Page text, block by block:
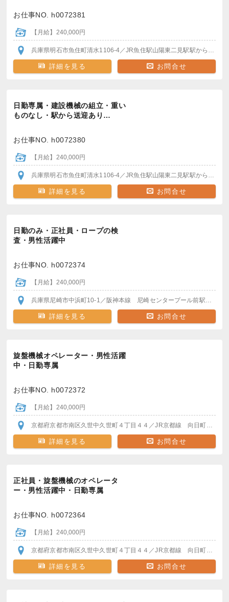
お仕事NO. h0072381
【月給】240,000円
兵庫県明石市魚住町清水1106-4／JR魚住駅山陽東二見駅駅から送迎バスあり
詳細を見る お問合せ
日勤専属・建設機械の組立・重い
ものなし・駅から送迎あり…
お仕事NO. h0072380
【月給】240,000円
兵庫県明石市魚住町清水1106-4／JR魚住駅山陽東二見駅駅から送迎バスあり
詳細を見る お問合せ
日勤のみ・正社員・ロープの検
査・男性活躍中
お仕事NO. h0072374
【月給】240,000円
兵庫県尼崎市中浜町10-1 ／阪神本線 尼崎センタープール前駅から徒
詳細を見る お問合せ
旋盤機械オペレーター・男性活躍
中・日勤専属
お仕事NO. h0072372
【月給】240,000円
京都府京都市南区久世中久世町４丁目４４ ／JR京都線 向日町駅/桂川駅
詳細を見る お問合せ
正社員・旋盤機械のオペレータ
ー・男性活躍中・日勤専属
お仕事NO. h0072364
【月給】240,000円
京都府京都市南区久世中久世町４丁目４４ ／JR京都線 向日町駅/桂川駅
詳細を見る お問合せ